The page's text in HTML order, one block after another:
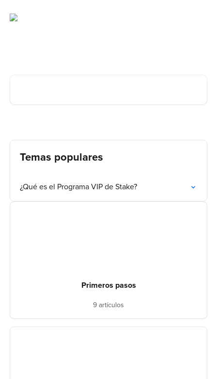
Temas populares
¿Qué es el Programa VIP de Stake?
Primeros pasos
9 artículos